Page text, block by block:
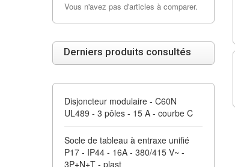
Vous n'avez pas d'articles à comparer.
Derniers produits consultés
Disjoncteur modulaire - C60N
UL489 - 3 pôles - 15 A - courbe C
Socle de tableau à entraxe unifié
P17 - IP44 - 16A - 380/415 V~ -
3P+N+T - plast